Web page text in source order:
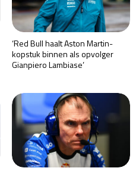
‘Red Bull haalt Aston Martin-
kopstuk binnen als opvolger
Gianpiero Lambiase’